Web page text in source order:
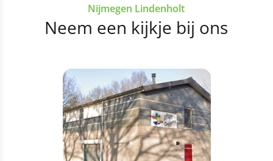
Nijmegen Lindenholt
Neem een kijkje bij ons